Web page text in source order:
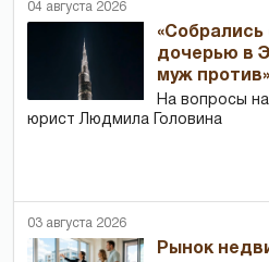
04 августа 2026
«Собрались
дочерью в
муж против»
На вопросы
юрист Людмила Головина
03 августа 2026
Рынок